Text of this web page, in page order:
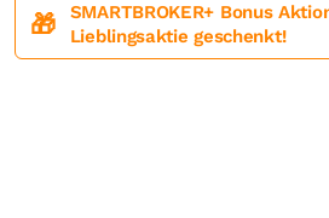
🎁
SMARTBROKER+ Bonus
Lieblingsaktie geschenkt!